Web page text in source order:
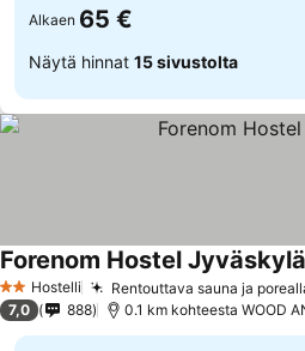
Alkaen 65 €
Näytä hinnat 15 sivustolta
2 Tähtiluokitus
Hostelli Rentouttava sauna ja
Forenom Hostel Jyväskylä
7,0 888 0.1 km kohteesta WOOD